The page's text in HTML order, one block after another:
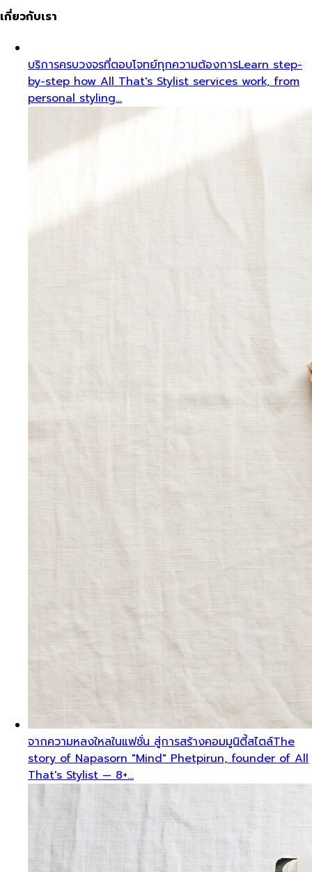
เกี่ยวกับเรา
บริการครบวงจรที่ตอบโจทย์ทุกความต้องการLearn step-
by-step how All That's Stylist services work, from
personal styling…
จากความหลงใหลในแฟชั่น สู่การสร้างคอมมูนิตี้สไตล์The
story of Napasorn "Mind" Phetpirun, founder of All
That's Stylist — 8+…